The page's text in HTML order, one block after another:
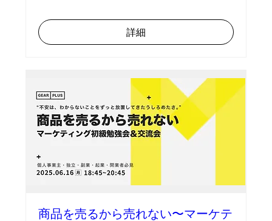
詳細
商品を売るから売れない〜マーケテ